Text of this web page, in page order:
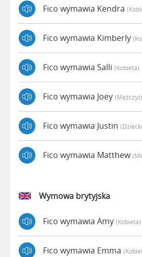
Fico wymawia Kendra
Fico wymawia Kimberly
Fico wymawia Salli (kobieta)
Fico wymawia Joey
Fico wymawia Justin
Fico wymawia Matthew
Wymowa brytyjska
Fico wymawia Amy (kobieta)
Fico wymawia Emma